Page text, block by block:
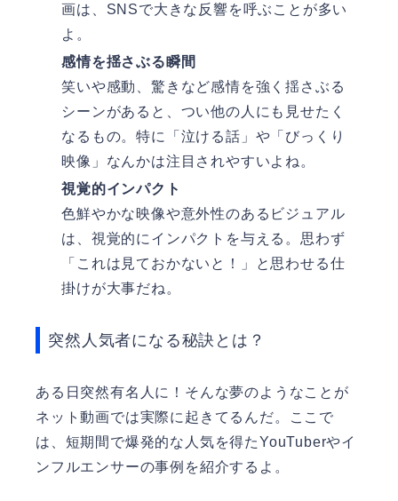
画は、SNSで大きな反響を呼ぶことが多い
よ。
感情を揺さぶる瞬間
笑いや感動、驚きなど感情を強く揺さぶる
シーンがあると、つい他の人にも見せたく
なるもの。特に「泣ける話」や「びっくり
映像」なんかは注目されやすいよね。
視覚的インパクト
色鮮やかな映像や意外性のあるビジュアル
は、視覚的にインパクトを与える。思わず
「これは見ておかないと！」と思わせる仕
掛けが大事だね。
突然人気者になる秘訣とは？
ある日突然有名人に！そんな夢のようなことが
ネット動画では実際に起きてるんだ。ここで
は、短期間で爆発的な人気を得たYouTuberやイ
ンフルエンサーの事例を紹介するよ。